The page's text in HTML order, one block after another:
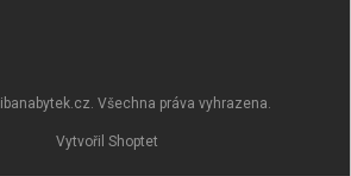
Vytvořil Shoptet
ibanabytek.cz. Všechna práva vyhrazena.